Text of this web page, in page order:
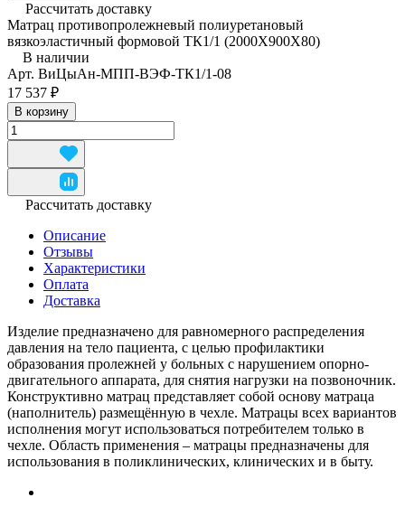
Рассчитать доставку
Матрац противопролежневый полиуретановый
вязкоэластичный формовой ТК1/1 (2000Х900Х80)
В наличии
Арт. ВиЦыАн-МПП-ВЭФ-ТК1/1-08
17 537 ₽
В корзину
Рассчитать доставку
Описание
Отзывы
Характеристики
Оплата
Доставка
Изделие предназначено для равномерного распределения
давления на тело пациента, с целью профилактики
образования пролежней у больных с нарушением опорно-
двигательного аппарата, для снятия нагрузки на позвоночник.
Конструктивно матрац представляет собой основу матраца
(наполнитель) размещённую в чехле. Матрацы всех вариантов
исполнения могут использоваться потребителем только в
чехле. Область применения – матрацы предназначены для
использования в поликлинических, клинических и в быту.